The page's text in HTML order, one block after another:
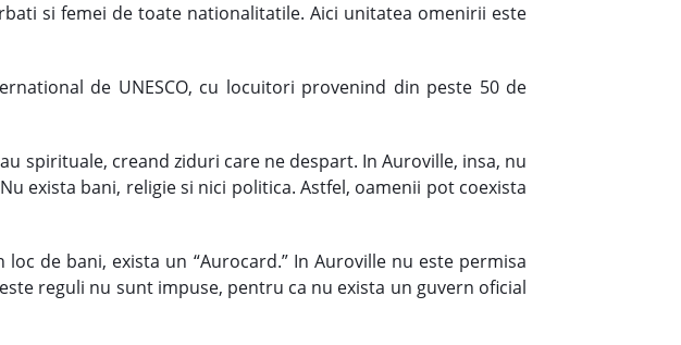
si femei de toate nationalitatile. Aici unitatea omenirii este
de UNESCO, cu locuitori provenind din peste 50 de
spirituale, creand ziduri care ne despart. In Auroville, insa, nu
exista bani, religie si nici politica. Astfel, oamenii pot coexista
de bani, exista un “Aurocard.” In Auroville nu este permisa
reguli nu sunt impuse, pentru ca nu exista un guvern oficial